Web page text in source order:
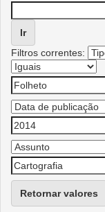
Filtros correntes:
Retornar valores